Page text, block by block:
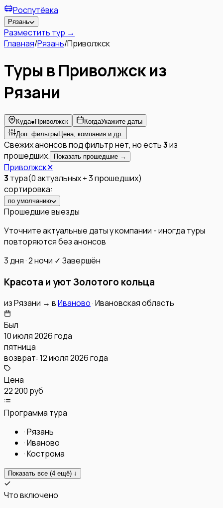
Роспутёвка
Рязань
Разместить тур →
Главная/Рязань/Приволжск
Туры в Приволжск из
Рязани
Куда● Приволжск КогдаУкажите даты
Доп. фильтры Цена, компания и др.
Свежих анонсов под фильтр нет, но есть3из
прошедших.
Показать прошедшие →
Приволжск✕
3 тура(0актуальных+3прошедших)
сортировка:
по умолчанию
Прошедшие выезды
Уточните актуальные даты у компании - иногда туры
повторяются без анонсов
3 дня · 2 ночи ✓ Завершён
Красота и уют Золотого кольца
изРязани → вИваново·Ивановская область
Был
10 июля 2026 года
пятница
возврат: 12 июля 2026 года
Цена
22 200 руб
Программа тура
·Рязань
·Иваново
·Кострома
Показать все (4 ещё) ↓
Что включено